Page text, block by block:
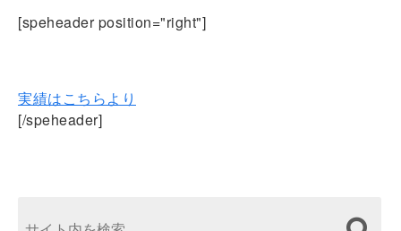
[speheader position="right"]
実績はこちらより
[/speheader]